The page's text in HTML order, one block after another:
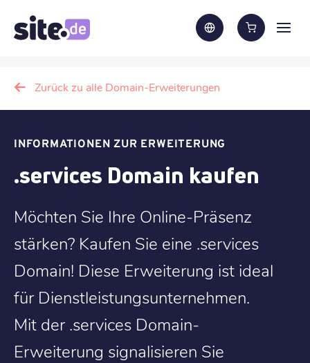
Zurück zu alle Domain-Erweiterungen
INFORMATIONEN ZUR ERWEITERUNG
.services Domain kaufen
Möchten Sie Ihre Online-Präsenz
stärken? Kaufen Sie eine .services
Domain! Diese Erweiterung ist ideal
für Dienstleistungsunternehmen.
Mit der .services Domain-
Erweiterung signalisieren Sie